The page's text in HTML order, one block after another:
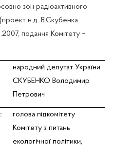
зон радіоактивного
н.д. В.Скубенка
подання Комітету –
народний депутат України
СКУБЕНКО Володимир
Петрович
голова підкомітету
Комітету з питань
екологічної політики,